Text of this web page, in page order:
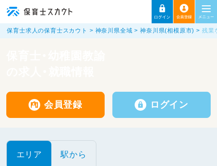
保育士求人の保育士スカウト 神奈川県全域 神奈川県(相模原市) 残業
会員登録 ログイン
エリア 駅から